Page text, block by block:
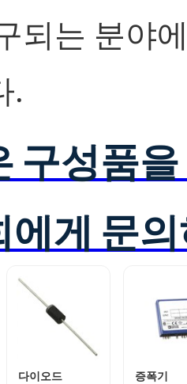
되는 분야
.
구성품
에게 문
다이오드 증폭기